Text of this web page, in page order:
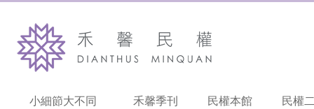
小細節大不同 禾馨季刊 民權本館 民權